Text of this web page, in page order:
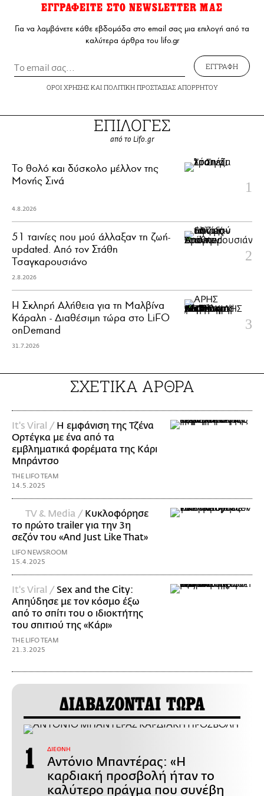
ΕΓΓΡΑΦΕΙΤΕ ΣΤΟ NEWSLETTER ΜΑΣ
Για να λαμβάνετε κάθε εβδομάδα στο email σας μια επιλογή από τα
καλύτερα άρθρα του lifo.gr
ΕΓΓΡΑΦΗ
ΟΡΟΙ ΧΡΗΣΗΣΚΑΙ ΠΟΛΙΤΙΚΗ ΠΡΟΣΤΑΣΙΑΣ ΑΠΟΡΡΗΤΟΥ
ΕΠΙΛΟΓΕΣ
από το Lifo.gr
Το θολό και δύσκολο μέλλον της
Μονής Σινά
4.8.2026
51 ταινίες που μού άλλαξαν τη ζωή-
updated. Aπό τον Στάθη
Τσαγκαρουσιάνο
2.8.2026
Η Σκληρή Αλήθεια για τη Μαλβίνα
Κάραλη - Διαθέσιμη τώρα στo LiFO
onDemand
31.7.2026
ΣΧΕΤΙΚΑ ΑΡΘΡΑ
It's Viral / H εμφάνιση της Τζένα
Ορτέγκα με ένα από τα
εμβληματικά φορέματα της Κάρι
Μπράντσο
THE LIFO TEAM
14.5.2025
TV & Media / Κυκλοφόρησε
το πρώτο trailer για την 3η
σεζόν του «And Just Like That»
LIFO NEWSROOM
15.4.2025
It's Viral / Sex and the City:
Απηύδησε με τον κόσμο έξω
από το σπίτι του ο ιδιοκτήτης
του σπιτιού της «Κάρι»
THE LIFO TEAM
21.3.2025
ΔΙΑΒΑΖΟΝΤΑΙ ΤΩΡΑ
ΔΙΕΘΝΗ
Αντόνιο Μπαντέρας: «Η
καρδιακή προσβολή ήταν το
καλύτερο πράγμα που συνέβη